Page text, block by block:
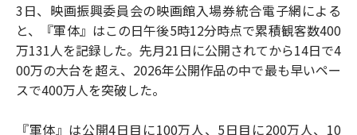
3日、映画振興委員会の映画館入場券統合電子網による
と、『軍体』はこの日午後5時12分時点で累積観客数400
万131人を記録した。先月21日に公開されてから14日で4
00万の大台を超え、2026年公開作品の中で最も早いペー
スで400万人を突破した。
『軍体』は公開4日目に100万人、5日目に200万人、10